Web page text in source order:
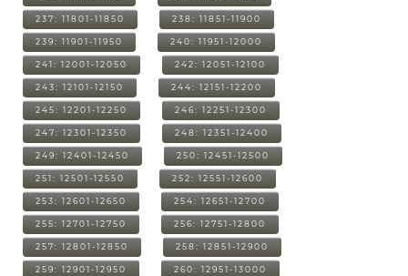
237: 11801-11850 238: 11851-11900
239: 11901-11950 240: 11951-12000
241: 12001-12050 242: 12051-12100
243: 12101-12150 244: 12151-12200
245: 12201-12250 246: 12251-12300
247: 12301-12350 248: 12351-12400
249: 12401-12450 250: 12451-12500
251: 12501-12550 252: 12551-12600
253: 12601-12650 254: 12651-12700
255: 12701-12750 256: 12751-12800
257: 12801-12850 258: 12851-12900
259: 12901-12950 260: 12951-13000